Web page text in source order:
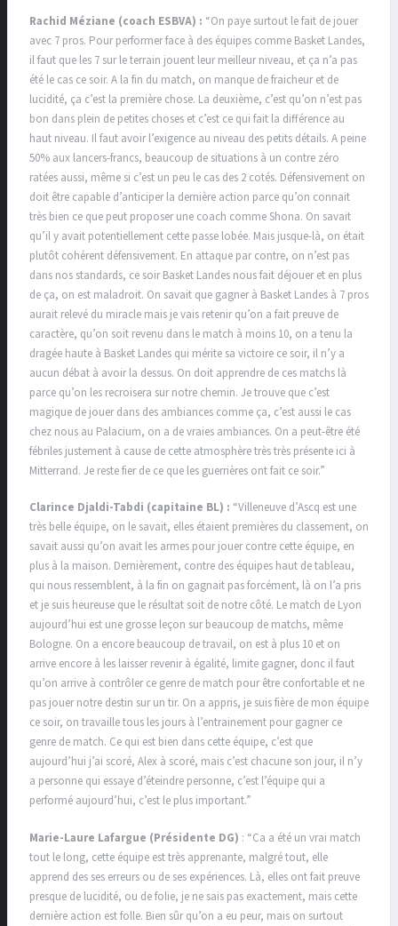
Rachid Méziane (coach ESBVA) : “On paye surtout le fait de jouer
avec 7 pros. Pour performer face à des équipes comme Basket Landes,
il faut que les 7 sur le terrain jouent leur meilleur niveau, et ça n’a pas
été le cas ce soir. A la fin du match, on manque de fraicheur et de
lucidité, ça c’est la première chose. La deuxième, c’est qu’on n’est pas
bon dans plein de petites choses et c’est ce qui fait la différence au
haut niveau. Il faut avoir l’exigence au niveau des petits détails. A peine
50% aux lancers-francs, beaucoup de situations à un contre zéro
ratées aussi, même si c’est un peu le cas des 2 cotés. Défensivement on
doit être capable d’anticiper la dernière action parce qu’on connait
très bien ce que peut proposer une coach comme Shona. On savait
qu’il y avait potentiellement cette passe lobée. Mais jusque-là, on était
plutôt cohérent défensivement. En attaque par contre, on n’est pas
dans nos standards, ce soir Basket Landes nous fait déjouer et en plus
de ça, on est maladroit. On savait que gagner à Basket Landes à 7 pros
aurait relevé du miracle mais je vais retenir qu’on a fait preuve de
caractère, qu’on soit revenu dans le match à moins 10, on a tenu la
dragée haute à Basket Landes qui mérite sa victoire ce soir, il n’y a
aucun débat à avoir la dessus. On doit apprendre de ces matchs là
parce qu’on les recroisera sur notre chemin. Je trouve que c’est
magique de jouer dans des ambiances comme ça, c’est aussi le cas
chez nous au Palacium, on a de vraies ambiances. On a peut-être été
fébriles justement à cause de cette atmosphère très très présente ici à
Mitterrand. Je reste fier de ce que les guerrières ont fait ce soir.”
Clarince Djaldi-Tabdi (capitaine BL) : “Villeneuve d’Ascq est une
très belle équipe, on le savait, elles étaient premières du classement, on
savait aussi qu’on avait les armes pour jouer contre cette équipe, en
plus à la maison. Dernièrement, contre des équipes haut de tableau,
qui nous ressemblent, à la fin on gagnait pas forcément, là on l’a pris
et je suis heureuse que le résultat soit de notre côté. Le match de Lyon
aujourd’hui est une grosse leçon sur beaucoup de matchs, même
Bologne. On a encore beaucoup de travail, on est à plus 10 et on
arrive encore à les laisser revenir à égalité, limite gagner, donc il faut
qu’on arrive à contrôler ce genre de match pour être confortable et ne
pas jouer notre destin sur un tir. On a appris, je suis fière de mon équipe
ce soir, on travaille tous les jours à l’entrainement pour gagner ce
genre de match. Ce qui est bien dans cette équipe, c’est que
aujourd’hui j’ai scoré, Alex à scoré, mais c’est chacune son jour, il n’y
a personne qui essaye d’éteindre personne, c’est l’équipe qui a
performé aujourd’hui, c’est le plus important.”
Marie-Laure Lafargue (Présidente DG) : “Ca a été un vrai match
tout le long, cette équipe est très apprenante, malgré tout, elle
apprend des ses erreurs ou de ses expériences. Là, elles ont fait preuve
presque de lucidité, ou de folie, je ne sais pas exactement, mais cette
dernière action est folle. Bien sûr qu’on a eu peur, mais on surtout